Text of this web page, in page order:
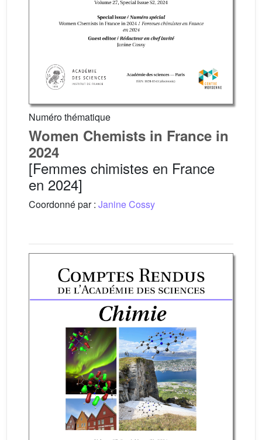
Numéro thématique
Women Chemists in France in
2024
[Femmes chimistes en France
en 2024]
Coordonné par : Janine Cossy